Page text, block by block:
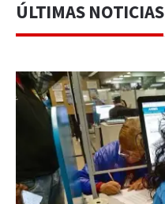
ÚLTIMAS NOTICIAS